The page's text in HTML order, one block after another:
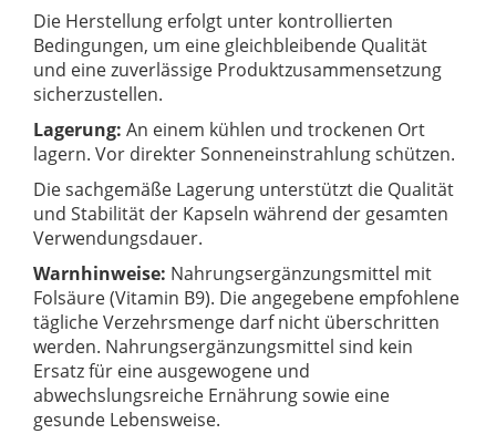
Die Herstellung erfolgt unter kontrollierten
Bedingungen, um eine gleichbleibende Qualität
und eine zuverlässige Produktzusammensetzung
sicherzustellen.
Lagerung: An einem kühlen und trockenen Ort
lagern. Vor direkter Sonneneinstrahlung schützen.
Die sachgemäße Lagerung unterstützt die Qualität
und Stabilität der Kapseln während der gesamten
Verwendungsdauer.
Warnhinweise: Nahrungsergänzungsmittel mit
Folsäure (Vitamin B9). Die angegebene empfohlene
tägliche Verzehrsmenge darf nicht überschritten
werden. Nahrungsergänzungsmittel sind kein
Ersatz für eine ausgewogene und
abwechslungsreiche Ernährung sowie eine
gesunde Lebensweise.